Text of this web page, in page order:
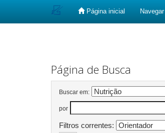
Página inicial Navegar
Página de Busca
Buscar em:
por
Filtros correntes: